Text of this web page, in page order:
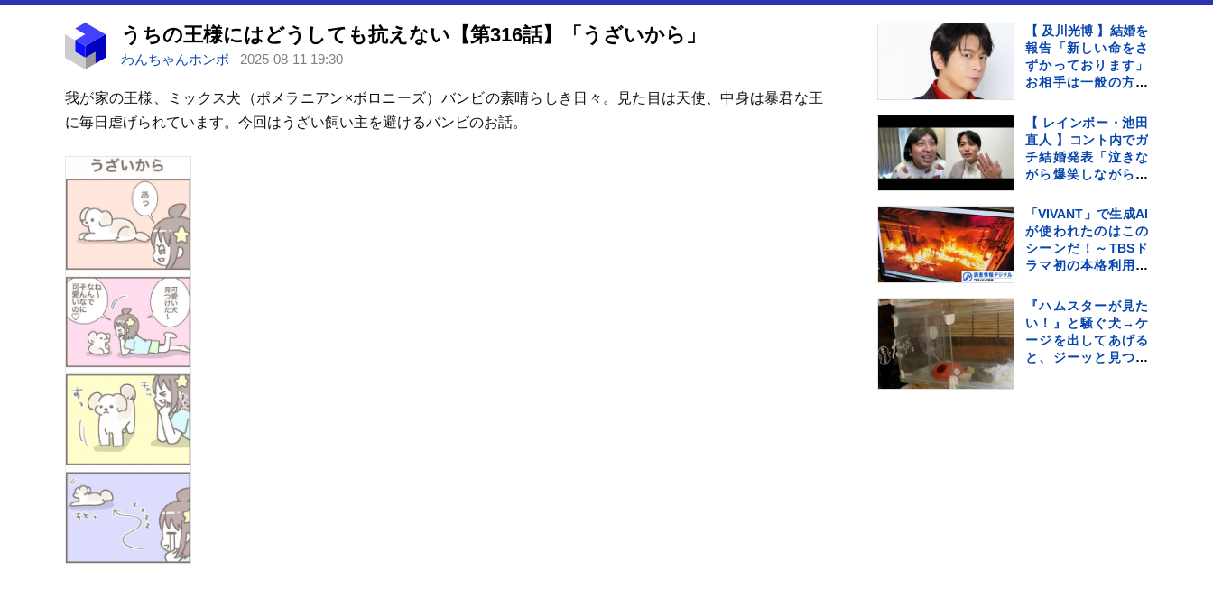
うちの王様にはどうしても抗えない【第316話】「うざいから」
わんちゃんホンポ 2025-08-11 19:30
我が家の王様、ミックス犬（ポメラニアン×ボロニーズ）バンビの素晴らしき日々。見た目は天使、中身は暴君な王
に毎日虐げられています。今回はうざい飼い主を避けるバンビのお話。
【 及川光博 】結婚を
報告「新しい命をさ
ずかっております」
お相手は一般の方
ミッチーとして精
進〟【 コメント全文
】
【 レインボー・池田
直人 】コント内でガ
チ結婚発表「泣きな
がら爆笑しながらよ
手はフリーアナウン
サー・佐藤佳奈さ
ん ジャンボたかお
大祝福
「VIVANT」で生成AI
が使われたのはこの
シーンだ！～TBSド
ラマ初の本格利用～
ル】
『ハムスターが見た
い！』と騒ぐ犬→ケ
ージを出してあげる
と、ジーッと見つめ